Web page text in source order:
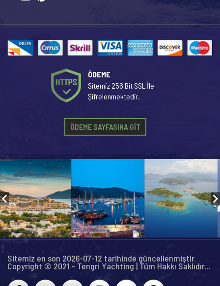
ÖDEME
Sitemiz 256 Bit SSL İle
Şifrelenmektedir.
ÖDEME SAYFASINA GİT
Sitemiz en son 2026-07-12 tarihinde güncellenmiştir
Copyright © 2021 - Tengri Yachting | Tüm Hakkı Saklıdır...